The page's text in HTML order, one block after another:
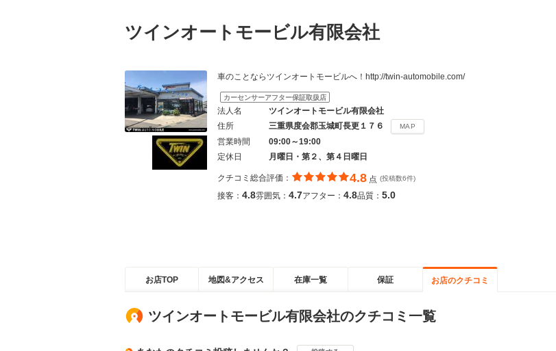
ツインオートモービル有限会社
車のことならツインオートモービルへ！http://twin-automobile.com/
カーセンサーアフター保証取扱店
法人名
ツインオートモービル有限会社
住所
三重県度会郡玉城町長更１７６ MAP
営業時間
09:00～19:00
定休日
月曜日・第２、第４日曜日
クチコミ総合評価： 4.8 点 (投稿数6件)
接客： 4.8雰囲気： 4.7アフター： 4.8品質： 5.0
お店TOP 地図&アクセス 在庫一覧 保証 お店のクチコミ
ツインオートモービル有限会社のクチコミ一覧